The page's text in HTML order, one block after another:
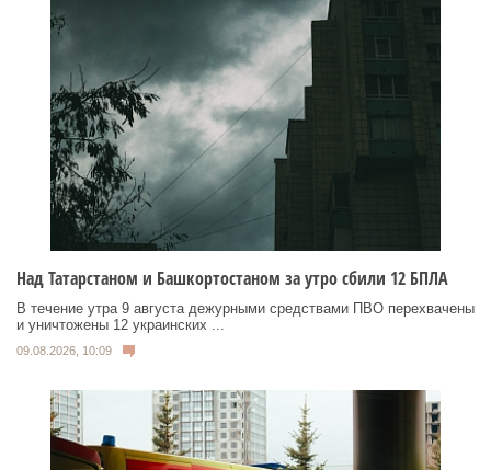
Над Татарстаном и Башкортостаном за утро сбили 12 БПЛА
В течение утра 9 августа дежурными средствами ПВО перехвачены
и уничтожены 12 украинских ...
09.08.2026, 10:09